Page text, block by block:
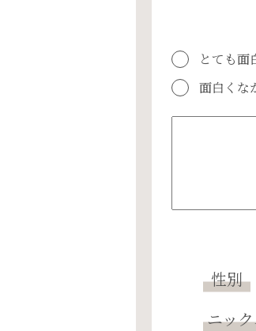
とても面
面白くな
性別
ニッ